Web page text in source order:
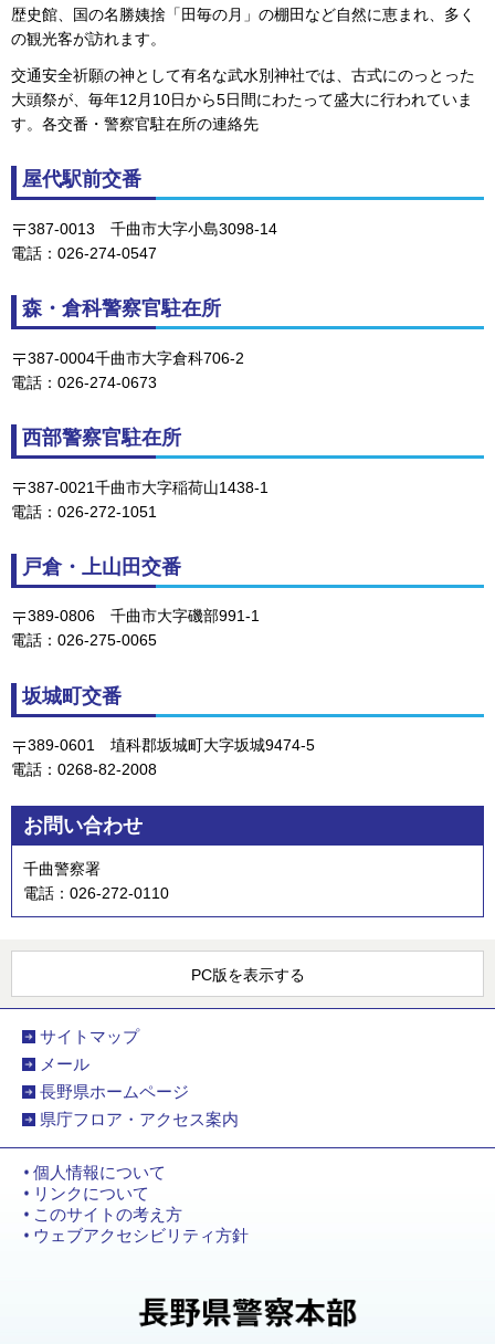
歴史館、国の名勝姨捨「田毎の月」の棚田など自然に恵まれ、多く
の観光客が訪れます。
交通安全祈願の神として有名な武水別神社では、古式にのっとった
大頭祭が、毎年12月10日から5日間にわたって盛大に行われていま
す。各交番・警察官駐在所の連絡先
屋代駅前交番
387-0013 千曲市大字小島3098-14
電話：026-274-0547
森・倉科警察官駐在所
387-0004千曲市大字倉科706-2
電話：026-274-0673
西部警察官駐在所
387-0021千曲市大字稲荷山1438-1
電話：026-272-1051
戸倉・上山田交番
389-0806 千曲市大字磯部991-1
電話：026-275-0065
坂城町交番
389-0601 埴科郡坂城町大字坂城9474-5
電話：0268-82-2008
お問い合わせ
千曲警察署
電話：026-272-0110
PC版を表示する
サイトマップ
メール
長野県ホームページ
県庁フロア・アクセス案内
個人情報について
リンクについて
このサイトの考え方
ウェブアクセシビリティ方針